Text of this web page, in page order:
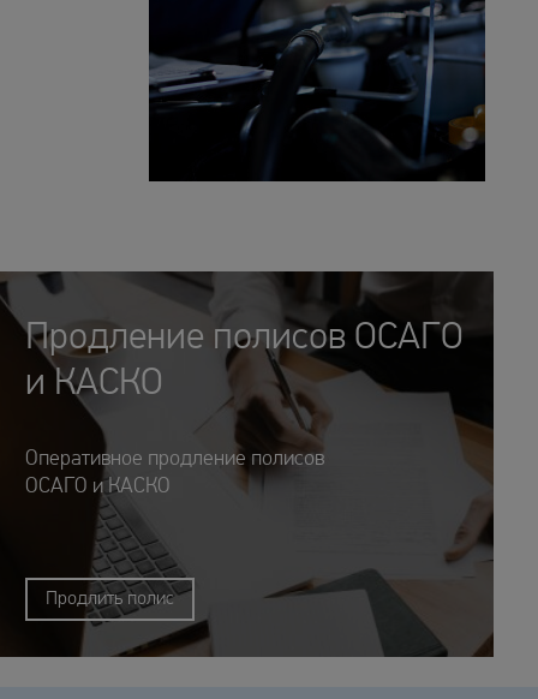
Продление полисов ОСАГО
и КАСКО
Оперативное продление полисов
ОСАГО и КАСКО
Продлить полис